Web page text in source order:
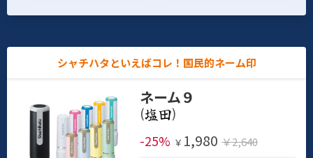
シャチハタといえばコレ！国民的ネーム印
ネーム９
(
)
-25% ￥ 1,980 ￥2,640